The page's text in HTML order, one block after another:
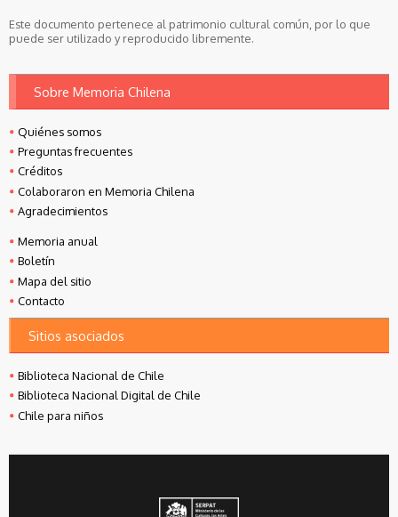
Este documento pertenece al patrimonio cultural común, por lo que
puede ser utilizado y reproducido libremente.
Sobre Memoria Chilena
Quiénes somos
Preguntas frecuentes
Créditos
Colaboraron en Memoria Chilena
Agradecimientos
Memoria anual
Boletín
Mapa del sitio
Contacto
Sitios asociados
Biblioteca Nacional de Chile
Biblioteca Nacional Digital de Chile
Chile para niños